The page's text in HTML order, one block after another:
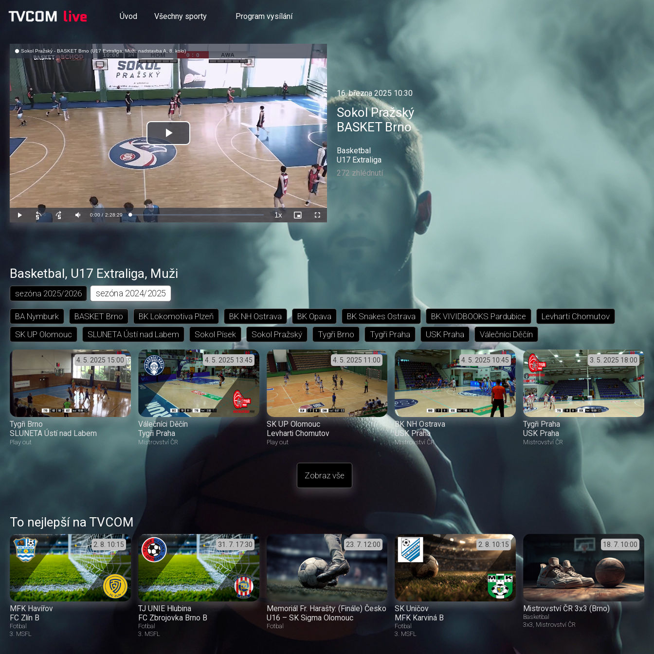
Úvod Všechny sporty Program vysílání
Přehrát
video
Přehrát
Posunout
dozadu
PosunoutZtlumitAktuální
0:00 / Doba
2:28:29 Načteno:
0.03%
1xRychlost
přehrávání
Picture-
in-
Celá
obrazovka
Sokol Pražský - BASKET Brno (U17 Extraliga, Muži, nadstavba A, 8. kolo)
16. března 2025 10:30
Sokol Pražský
BASKET Brno
Basketbal
U17 Extraliga
272 zhlédnutí
Basketbal, U17 Extraliga, Muži
sezóna 2025/2026 sezóna 2024/2025
BA Nymburk BASKET Brno BK Lokomotiva Plzeň BK NH Ostrava BK Opava BK Snakes Ostrava BK VIVIDBOOKS Pardubice
Levharti Chomutov
SK UP Olomouc
SLUNETA Ústí nad Labem Sokol Písek Sokol Pražský Tygři Brno Tygři Praha USK Praha Válečníci Děčín
4. 5. 2025 15:00
Tygři Brno
SLUNETA Ústí nad Labem
Play out
4. 5. 2025 13:45
Válečníci Děčín
Tygři Praha
Mistrovství ČR
4. 5. 2025 11:00
SK UP Olomouc
Levharti Chomutov
Play out
4. 5. 2025 10:45
BK NH Ostrava
USK Praha
Mistrovství ČR
3. 5. 2025 18:00
Tygři Praha
USK Praha
Mistrovství ČR
Zobraz vše
To nejlepší na TVCOM
2. 8. 10:15
MFK Havířov
FC Zlín B
Fotbal
3. MSFL
31. 7. 17:30
TJ UNIE Hlubina
FC Zbrojovka Brno B
Fotbal
3. MSFL
23. 7. 12:00
Memoriál Fr. Harašty: (Finále) Česko
U16 – SK Sigma Olomouc
Fotbal
2. 8. 10:15
SK Uničov
MFK Karviná B
Fotbal
3. MSFL
18. 7. 10:00
Mistrovství ČR 3x3 (Brno)
Basketbal
3x3 Mistrovství ČR